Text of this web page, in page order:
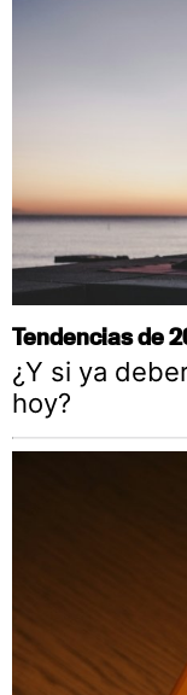
Tendencias de
¿Y si ya
hoy?